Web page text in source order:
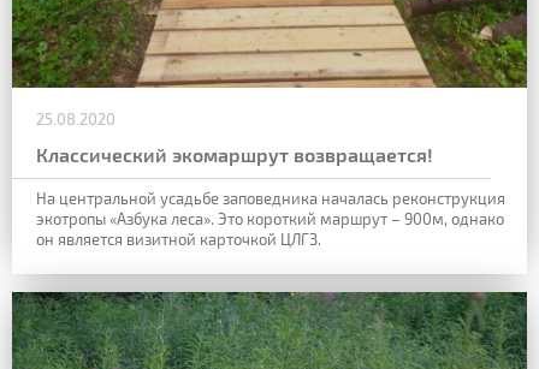
25.08.2020
Классический экомаршрут возвращается!
На центральной усадьбе заповедника началась реконструкция
экотропы «Азбука леса». Это короткий маршрут – 900м, однако
он является визитной карточкой ЦЛГЗ.